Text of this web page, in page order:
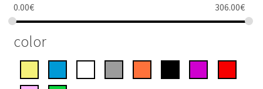
0.00€ 306.00€
color